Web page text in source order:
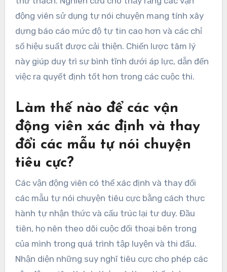
cạnh tranh là gì?
Tự nói chuyện nâng cao sự kiên cường tâm lý
trong thể thao cạnh tranh bằng cách tăng cường
sự tập trung và giảm lo âu. Nó thúc đẩy tư duy
tích cực, cho phép các vận động viên vượt qua
động viên sử dụng tự nói chuyện mang tính xây
dựng báo cáo mức độ tự tin cao hơn và các chỉ
số hiệu suất được cải thiện. Chiến lược tâm lý
này giúp duy trì sự bình tĩnh dưới áp lực, dẫn đến
việc ra quyết định tốt hơn trong các cuộc thi.
Làm thế nào để các vận
động viên xác định và thay
đổi các mẫu tự nói chuyện
tiêu cực?